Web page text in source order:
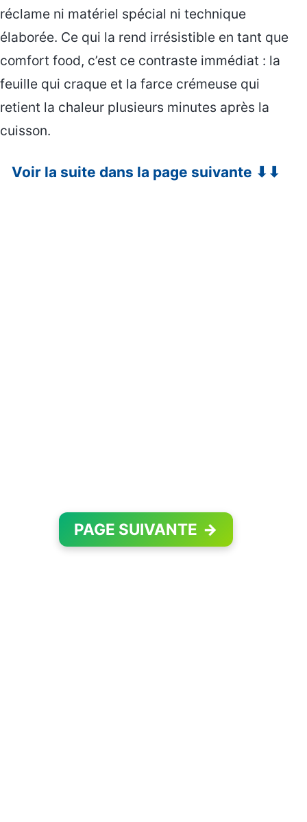
réclame ni matériel spécial ni technique
élaborée. Ce qui la rend irrésistible en tant que
comfort food, c’est ce contraste immédiat : la
feuille qui craque et la farce crémeuse qui
retient la chaleur plusieurs minutes après la
cuisson.
Voir la suite dans la page suivante ⬇⬇
PAGE SUIVANTE →